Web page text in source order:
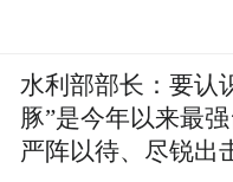
水利部部长：要认
豚”是今年以来最
严阵以待、尽锐出